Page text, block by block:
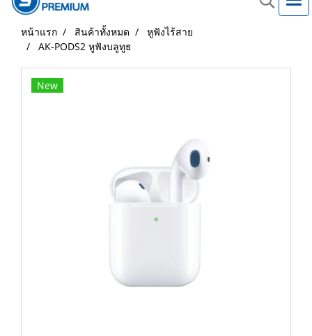
หน้าแรก สินค้าทั้งหมด
หูฟังไร้สาย
AK-PODS2 หูฟังบลูทูธ
New